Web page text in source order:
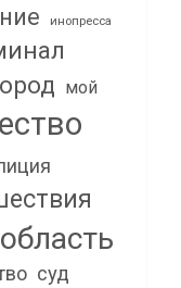
инопресса
мой
суд